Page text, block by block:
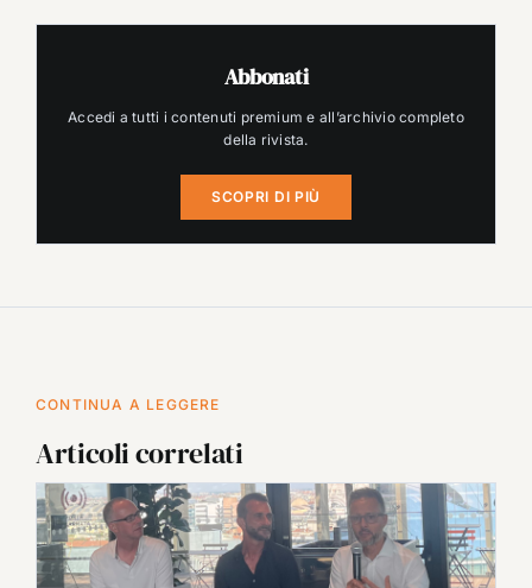
Abbonati
Accedi a tutti i contenuti premium e all’archivio completo
della rivista.
SCOPRI DI PIÙ
CONTINUA A LEGGERE
Articoli correlati